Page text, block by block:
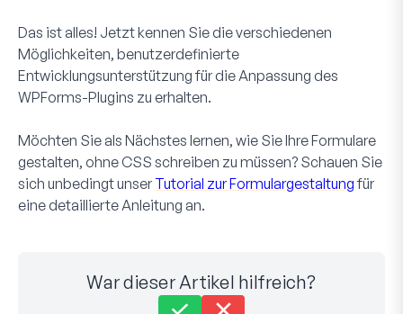
Das ist alles! Jetzt kennen Sie die verschiedenen
Möglichkeiten, benutzerdefinierte
Entwicklungsunterstützung für die Anpassung des
WPForms-Plugins zu erhalten.
Möchten Sie als Nächstes lernen, wie Sie Ihre Formulare
gestalten, ohne CSS schreiben zu müssen? Schauen Sie
sich unbedingt unser Tutorial zur Formulargestaltungfür
eine detaillierte Anleitung an.
War dieser Artikel hilfreich?